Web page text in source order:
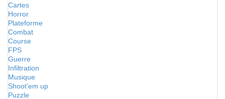
Cartes
Horror
Plateforme
Combat
Course
FPS
Guerre
Infiltration
Musique
Shoot'em up
Puzzle